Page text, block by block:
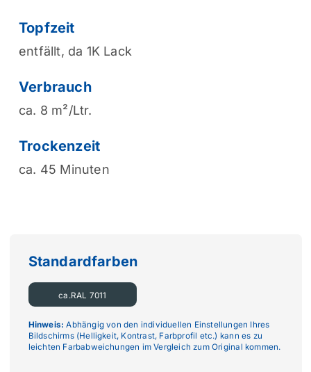
Topfzeit
entfällt, da 1K Lack
Verbrauch
ca. 8 m²/Ltr.
Trockenzeit
ca. 45 Minuten
Standardfarben
ca.RAL 7011
Hinweis: Abhängig von den individuellen Einstellungen Ihres
Bildschirms (Helligkeit, Kontrast, Farbprofil etc.) kann es zu
leichten Farbabweichungen im Vergleich zum Original kommen.